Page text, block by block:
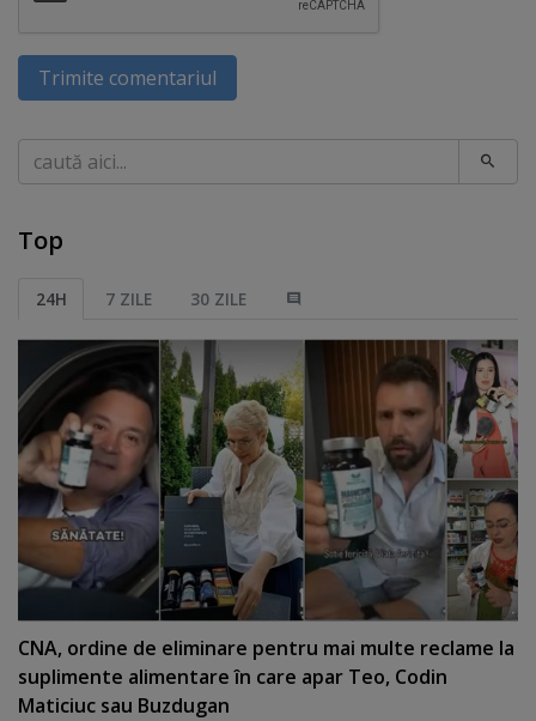
Trimite comentariul
Caută
Top
24H 7 ZILE 30 ZILE
CNA, ordine de eliminare pentru mai multe reclame la
suplimente alimentare în care apar Teo, Codin
Maticiuc sau Buzdugan